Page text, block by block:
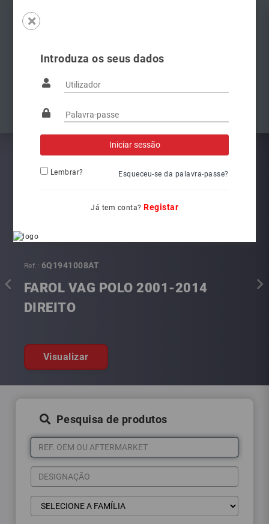
Introduza os seus dados
Lembrar? Esqueceu-se da palavra-passe?
Já tem conta? Registar
Famílias
6Q1941008AT
VAG POLO 2001-2014
Visualizar
Pesquisa de produtos